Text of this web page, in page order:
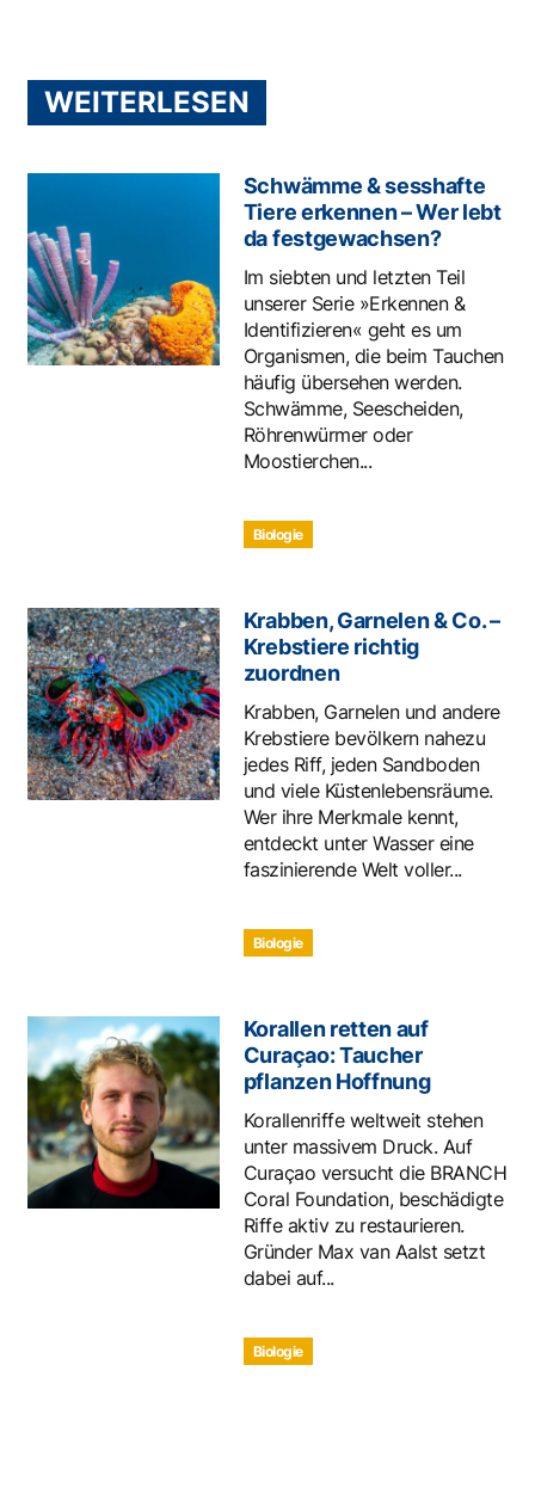
WEITERLESEN
Schwämme & sesshafte
Tiere erkennen – Wer lebt
da festgewachsen?
Im siebten und letzten Teil
unserer Serie »Erkennen &
Identifizieren« geht es um
Organismen, die beim Tauchen
häufig übersehen werden.
Schwämme, Seescheiden,
Röhrenwürmer oder
Moostierchen...
Biologie
Krabben, Garnelen & Co. –
Krebstiere richtig
zuordnen
Krabben, Garnelen und andere
Krebstiere bevölkern nahezu
jedes Riff, jeden Sandboden
und viele Küstenlebensräume.
Wer ihre Merkmale kennt,
entdeckt unter Wasser eine
faszinierende Welt voller...
Biologie
Korallen retten auf
Curaçao: Taucher
pflanzen Hoffnung
Korallenriffe weltweit stehen
unter massivem Druck. Auf
Curaçao versucht die BRANCH
Coral Foundation, beschädigte
Riffe aktiv zu restaurieren.
Gründer Max van Aalst setzt
dabei auf...
Biologie